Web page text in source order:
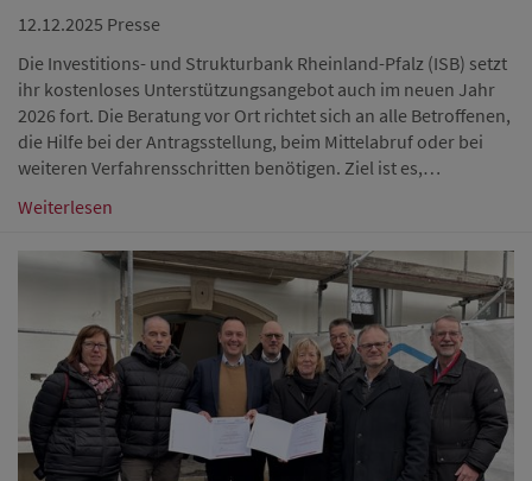
12.12.2025 Presse
Die Investitions- und Strukturbank Rheinland-Pfalz (ISB) setzt
ihr kostenloses Unterstützungsangebot auch im neuen Jahr
2026 fort. Die Beratung vor Ort richtet sich an alle Betroffenen,
die Hilfe bei der Antragsstellung, beim Mittelabruf oder bei
weiteren Verfahrensschritten benötigen. Ziel ist es,…
Weiterlesen